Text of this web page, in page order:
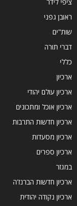
ראובן גפני
שות"ים
דברי תורה
כללי
ארכיון
ארכיון עולם יהודי
ארכיון אוכל ומתכונים
ארכיון חדשות התרבות
ארכיון מסעדות
ארכיון ספרים
במגזר
ארכיון חדשות הברנז'ה
ארכיון נקודה יהודית